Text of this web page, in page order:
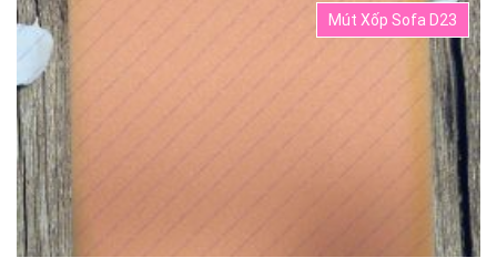
Mút Xốp Sofa D23